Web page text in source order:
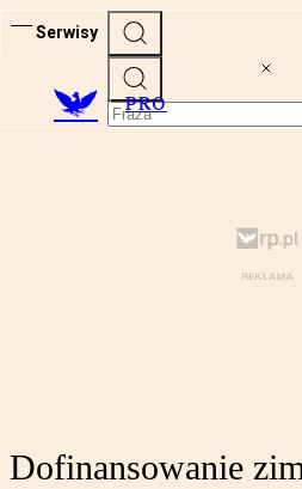
Serwisy
PRO
Dofinansowanie